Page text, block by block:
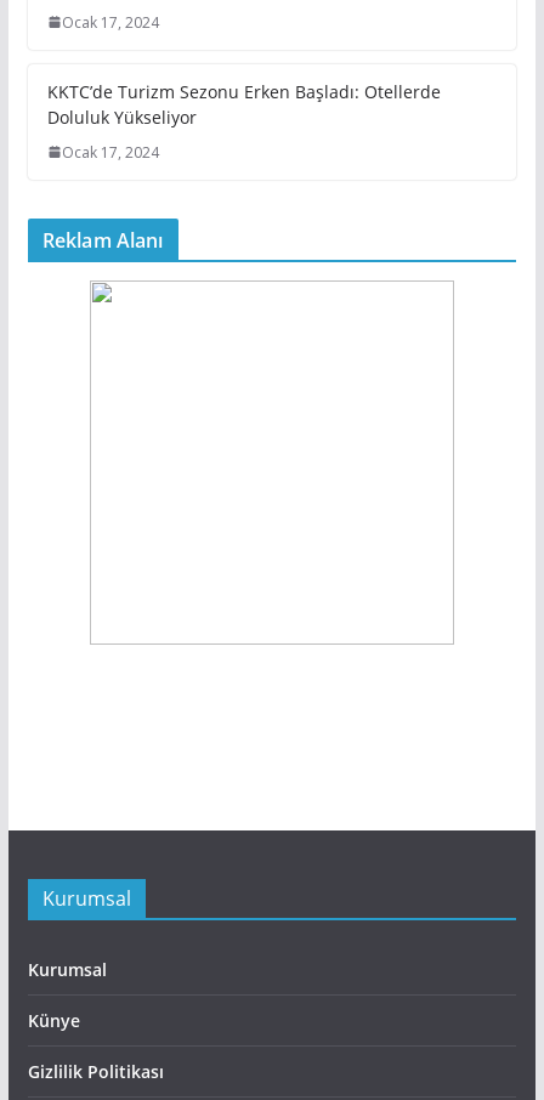
Ocak 17, 2024
KKTC’de Turizm Sezonu Erken Başladı: Otellerde
Doluluk Yükseliyor
Ocak 17, 2024
Reklam Alanı
Kurumsal
Kurumsal
Künye
Gizlilik Politikası